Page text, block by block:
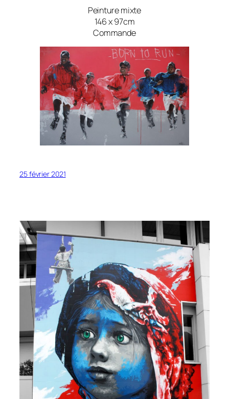
Peinture mixte
146 x 97cm
Commande
25 février 2021